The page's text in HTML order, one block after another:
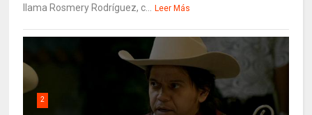
llama Rosmery Rodríguez, c...
Leer Más
2